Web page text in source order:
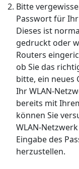
Bitte
Passwort für
Dieses ist
gedruckt oder
Routers
ob Sie das
bitte, ein neues
Ihr WLAN-
bereits mit
können Sie
WLAN-
Eingabe des
herzustellen.